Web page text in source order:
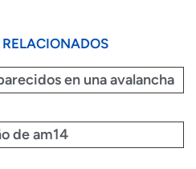
en una avalancha
de am14